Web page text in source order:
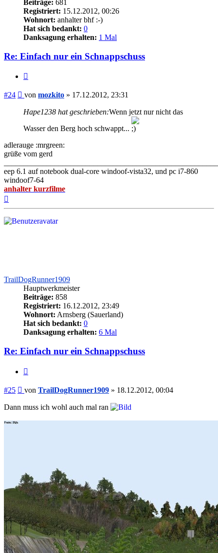
Beiträge: 681
Registriert: 15.12.2012, 00:26
Wohnort: anhalter bhf :-)
Hat sich bedankt: 0
Danksagung erhalten: 1 Mal
Re: Einfach nur ein Schnappschuss
#24 Beitrag
von mozkito » 17.12.2012, 23:31
Hape1238 hat geschrieben:Wenn jetzt nur nicht das
Wasser den Berg hoch schwappt...
adlerauge :mrgreen:
grüße vom gerd
eep 6.1 auf notebook dual-core windoof-vista32, und pc i7-860
windoof7-64
anhalter kurzfilme
TrailDogRunner1909
Hauptwerkmeister
Beiträge: 858
Registriert: 16.12.2012, 23:49
Wohnort: Arnsberg (Sauerland)
Hat sich bedankt: 0
Danksagung erhalten: 6 Mal
Re: Einfach nur ein Schnappschuss
#25 Beitrag
von TrailDogRunner1909 » 18.12.2012, 00:04
Dann muss ich wohl auch mal ran